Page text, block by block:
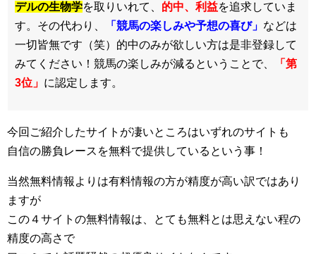
デルの生物学を取りいれて、 的中、利益を追求していま
す。その代わり、
「競馬の楽しみや予想の喜び」 などは
一切皆無です（笑）的中のみが欲しい方は是非登録して
みてください！競馬の楽しみが減るということで、
「第
3位」 に認定します。
今回ご紹介したサイトが凄いところはいずれのサイトも
自信の勝負レースを無料で提供しているという事！
当然無料情報よりは有料情報の方が精度が高い訳ではあり
ますが
この４サイトの無料情報は、とても無料とは思えない程の
精度の高さで